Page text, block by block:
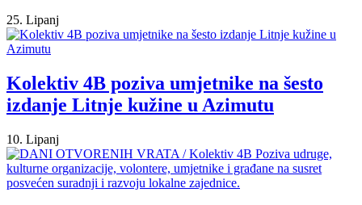
25. Lipanj
Kolektiv 4B poziva umjetnike na šesto
izdanje Litnje kužine u Azimutu
10. Lipanj